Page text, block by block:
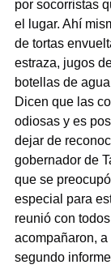
por socorristas
el lugar. Ahí
de tortas
estraza, jugos
botellas de
Dicen que las
odiosas y es
dejar de
gobernador de
que se
especial para
reunió con
acompañaron,
segundo